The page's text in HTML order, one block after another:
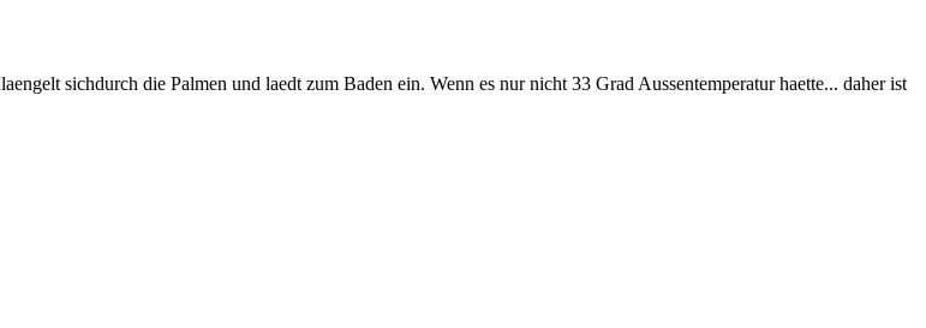
sichdurch die Palmen und laedt zum Baden ein. Wenn es nur nicht 33 Grad Aussentemperatur haette... daher ist